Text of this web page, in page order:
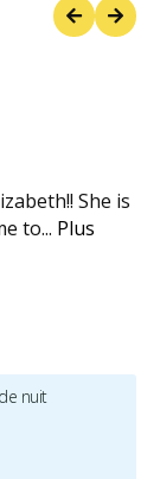
She is
to... Plus
nuit